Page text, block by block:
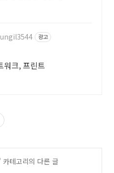
광고
워크, 프린트
' 카테고리의 다른 글